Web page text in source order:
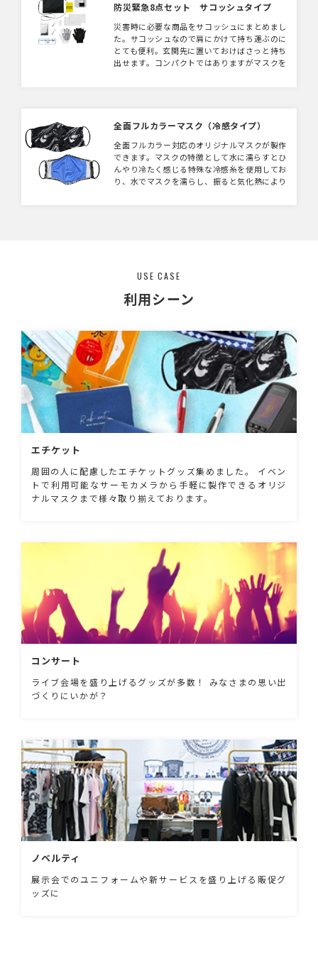
防災緊急8点セット サコッシュタイプ
災害時に必要な商品をサコッシュにまとめまし
た。サコッシュなので肩にかけて持ち運ぶのに
とても便利。玄関先に置いておけばさっと持ち
出せます。コンパクトではありますがマスクを
全面フルカラーマスク（冷感タイプ）
全面フルカラー対応のオリジナルマスクが製作
できます。マスクの特徴として水に濡らすとひ
んやり冷たく感じる特殊な冷感糸を使用してお
り、水でマスクを濡らし、振ると気化熱により
W200×H125mmの2タイプご用意。
USE CASE
利用シーン
エチケット
周囲の人に配慮したエチケットグッズ集めました。 イベン
トで利用可能なサーモカメラから手軽に製作できるオリジ
ナルマスクまで様々取り揃えております。
コンサート
ライブ会場を盛り上げるグッズが多数！ みなさまの思い出
づくりにいかが？
ノベルティ
展示会でのユニフォームや新サービスを盛り上げる販促グ
ッズに